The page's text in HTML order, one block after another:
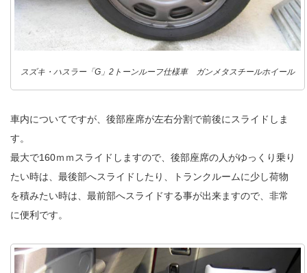
スズキ・ハスラー「G」2トーンルーフ仕様車 ガンメタスチールホイール
車内についてですが、後部座席が左右分割で前後にスライドしま
す。
最大で160ｍｍスライドしますので、後部座席の人がゆっくり乗り
たい時は、最後部へスライドしたり、トランクルームに少し荷物
を積みたい時は、最前部へスライドする事が出来ますので、非常
に便利です。